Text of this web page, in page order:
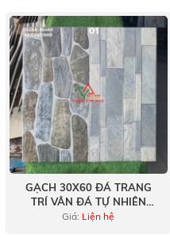
GẠCH 30X60 ĐÁ TRANG
TRÍ VÂN ĐÁ TỰ NHIÊN
HÀNG VIỆT NAM
Giá: Liện hệ